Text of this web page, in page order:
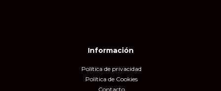
Información
Política de privacidad
Política de Cookies
Contacto